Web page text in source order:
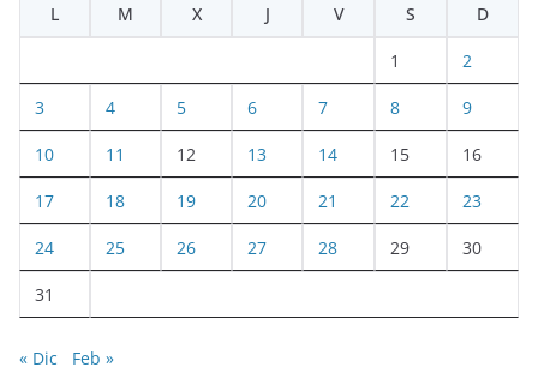
L
M X J V S D
1 2
3 4 5 6 7 8 9
10 11 12 13 14 15 16
17 18 19 20 21 22 23
24 25 26 27 28 29 30
31
« Dic Feb »